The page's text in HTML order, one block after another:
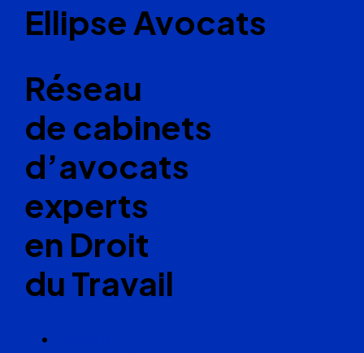
Ellipse Avocats
Réseau
de cabinets
d’avocats
experts
en Droit
du Travail